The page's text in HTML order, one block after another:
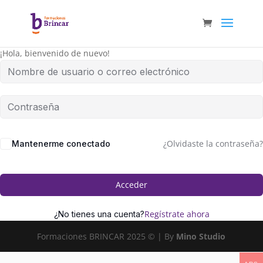
¡Hola, bienvenido de nuevo!
Mantenerme conectado ¿Olvidaste la contraseña?
Acceder
¿No tienes una cuenta?Regístrate ahora
Formaciones BRINCAR 2025 © | By Mino Studio